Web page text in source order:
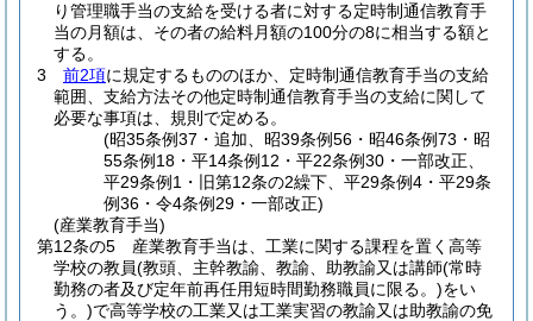
り管理職手当の支給を受ける者に対する定時制通信教育手
当の月額は、その者の給料月額の100分の8に相当する額と
する。
3
前2項に規定するもののほか、定時制通信教育手当の支給
範囲、支給方法その他定時制通信教育手当の支給に関して
必要な事項は、規則で定める。
(昭35条例37・追加、昭39条例56・昭46条例73・昭
55条例18・平14条例12・平22条例30・一部改正、
平29条例1・旧第12条の2繰下、平29条例4・平29条
例36・令4条例29・一部改正)
(産業教育手当)
第12条の5
産業教育手当は、工業に関する課程を置く高等
学校の教員(教頭、主幹教諭、教諭、助教諭又は講師(常時
勤務の者及び定年前再任用短時間勤務職員に限る。)をい
う。)で高等学校の工業又は工業実習の教諭又は助教諭の免